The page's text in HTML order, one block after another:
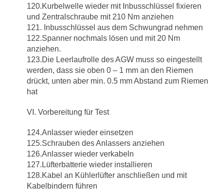
120.Kurbelwelle wieder mit Inbusschlüssel fixieren
und Zentralschraube mit 210 Nm anziehen
121. Inbusschlüssel aus dem Schwungrad nehmen
122.Spanner nochmals lösen und mit 20 Nm
anziehen.
123.Die Leerlaufrolle des AGW muss so eingestellt
werden, dass sie oben 0 – 1 mm an den Riemen
drückt, unten aber min. 0.5 mm Abstand zum Riemen
hat
VI. Vorbereitung für Test
124.Anlasser wieder einsetzen
125.Schrauben des Anlassers anziehen
126.Anlasser wieder verkabeln
127.Lüfterbatterie wieder installieren
128.Kabel an Kühlerlüfter anschließen und mit
Kabelbindern führen